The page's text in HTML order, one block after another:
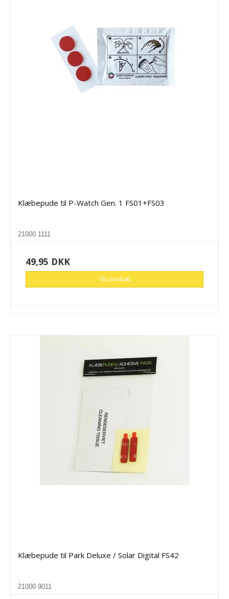
Klæbepude til P-Watch Gen. 1 FS01+FS03
21000 1111
49,95 DKK
Vis produkt
Klæbepude til Park Deluxe / Solar Digital FS42
21000 9011